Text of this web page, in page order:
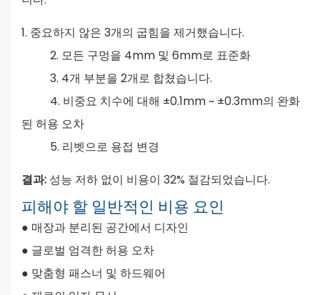
1. 중요하지 않은 3개의 굽힘을 제거했습니다.
2. 모든 구멍을 4mm 및 6mm로 표준화
3. 4개 부분을 2개로 합쳤습니다.
4. 비중요 치수에 대해 ±0.1mm ~ ±0.3mm의 완화
된 허용 오차
5. 리벳으로 용접 변경
결과: 성능 저하 없이 비용이 32% 절감되었습니다.
피해야 할 일반적인 비용 요인
● 매장과 분리된 공간에서 디자인
● 글로벌 엄격한 허용 오차
● 맞춤형 패스너 및 하드웨어